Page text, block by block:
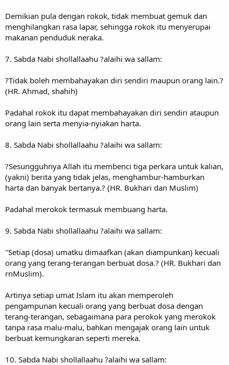
Demikian pula dengan rokok, tidak membuat gemuk dan
menghilangkan rasa lapar, sehingga rokok itu menyerupai
makanan penduduk neraka.
7. Sabda Nabi shollallaahu ?alaihi wa sallam:
?Tidak boleh membahayakan diri sendiri maupun orang lain.?
(HR. Ahmad, shahih)
Padahal rokok itu dapat membahayakan diri sendiri ataupun
orang lain serta menyia-nyiakan harta.
8. Sabda Nabi shollallaahu ?alaihi wa sallam:
?Sesungguhnya Allah itu membenci tiga perkara untuk kalian,
(yakni) berita yang tidak jelas, menghambur-hamburkan
harta dan banyak bertanya.? (HR. Bukhari dan Muslim)
Padahal merokok termasuk membuang harta.
9. Sabda Nabi shollallaahu ?alaihi wa sallam:
''Setiap (dosa) umatku dimaafkan (akan diampunkan) kecuali
orang yang terang-terangan berbuat dosa.? (HR. Bukhari dan
rnMuslim).
Artinya setiap umat Islam itu akan memperoleh
pengampunan kecuali orang yang berbuat dosa dengan
terang-terangan, sebagaimana para perokok yang merokok
tanpa rasa malu-malu, bahkan mengajak orang lain untuk
berbuat kemungkaran seperti mereka.
10. Sabda Nabi shollallaahu ?alaihi wa sallam: